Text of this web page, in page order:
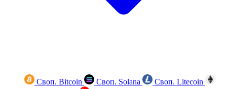
Своп. Bitcoin Своп. Solana
Своп. Litecoin